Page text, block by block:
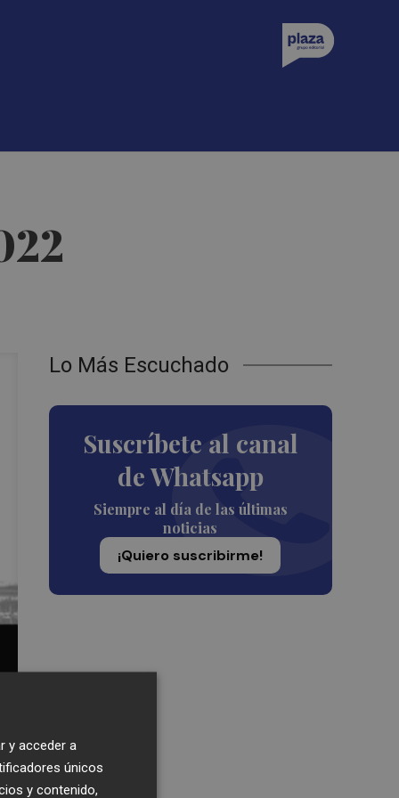
Lo Más Escuchado
Suscríbete al canal
de Whatsapp
Siempre al día de las últimas
noticias
¡Quiero suscribirme!
y acceder a
únicos
y contenido,